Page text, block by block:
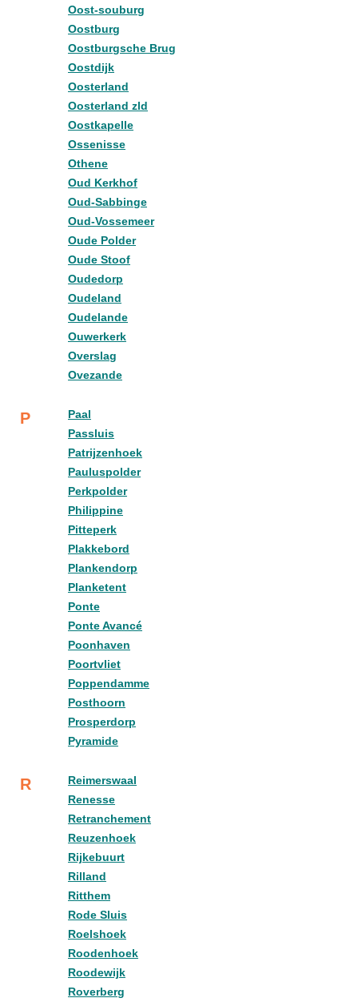
Oost-souburg
Oostburg
Oostburgsche Brug
Oostdijk
Oosterland
Oosterland zld
Oostkapelle
Ossenisse
Othene
Oud Kerkhof
Oud-Sabbinge
Oud-Vossemeer
Oude Polder
Oude Stoof
Oudedorp
Oudeland
Oudelande
Ouwerkerk
Overslag
Ovezande
P
Paal
Passluis
Patrijzenhoek
Pauluspolder
Perkpolder
Philippine
Pitteperk
Plakkebord
Plankendorp
Planketent
Ponte
Ponte Avancé
Poonhaven
Poortvliet
Poppendamme
Posthoorn
Prosperdorp
Pyramide
R
Reimerswaal
Renesse
Retranchement
Reuzenhoek
Rijkebuurt
Rilland
Ritthem
Rode Sluis
Roelshoek
Roodenhoek
Roodewijk
Roverberg